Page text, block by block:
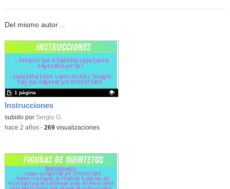
Del mismo autor…
Instrucciones
Contenido educativo.
subido por Sergio G.
1 página
-hace 2 años- 269visualizaciones